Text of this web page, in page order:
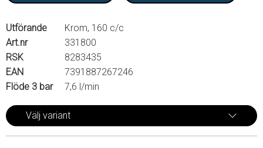
Utförande
Krom, 160 c/c
Art.nr
331800
RSK
8283435
EAN
7391887267246
Flöde 3 bar
7,6 l/min
Välj variant